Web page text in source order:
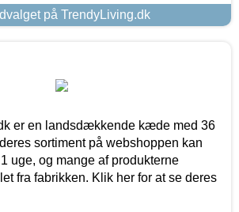
på TrendyLiving.dk
er en landsdækkende kæde med 36
sortiment på webshoppen kan
uge, og mange af produkterne
fra fabrikken. Klik her for at se deres